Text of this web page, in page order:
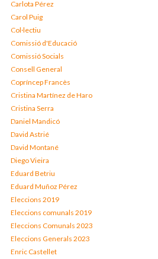
Carlota Pérez
Carol Puig
Col·lectiu
Comissió d'Educació
Comissió Socials
Consell General
Copríncep Francès
Cristina Martínez de Haro
Cristina Serra
Daniel Mandicó
David Astrié
David Montané
Diego Vieira
Eduard Betriu
Eduard Muñoz Pérez
Eleccions 2019
Eleccions comunals 2019
Eleccions Comunals 2023
Eleccions Generals 2023
Enric Castellet